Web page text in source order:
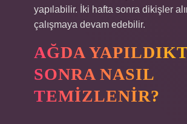
yapılabilir. İki hafta sonra dikişler
çalışmaya devam edebilir.
AĞDA
SONRA NASIL
TEMIZLENIR?